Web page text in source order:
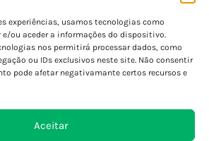
experiências, usamos tecnologias como
ou aceder a informações do dispositivo.
nos permitirá processar dados, como
ou IDs exclusivos neste site. Não consentir
pode afetar negativamante certos recursos e
Aceitar
Termos e Condições
Perguntas Frequentes
Custos de Envio
Internacionais
Devoluções e Trocas